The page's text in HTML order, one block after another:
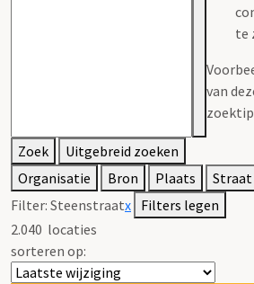
te
van
Zoek
Uitgebreid zoeken
Organisatie
Bron Plaats Straat
Filter: Steenstraatx Filters legen
2.040 locaties
sorteren op: